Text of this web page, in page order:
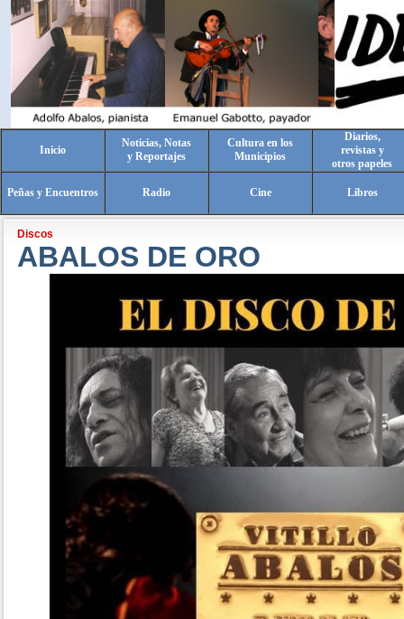
Inicio
Noticias, Notas
y Reportajes
Cultura en los
Municipios
Diarios,
revistas y
otros papeles
Peñas y Encuentros Radio Cine Libros
Discos
ABALOS DE ORO